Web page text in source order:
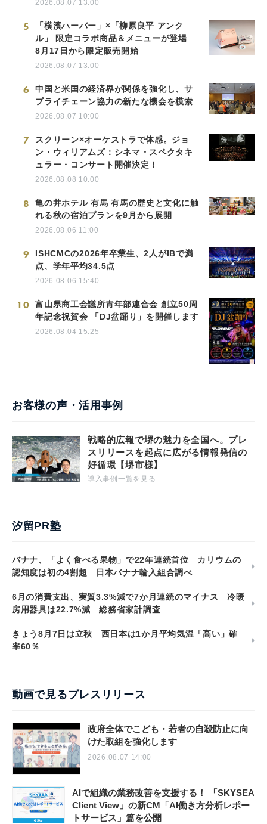
2026.08.07 13:00
5
「横濱ハーバー」×「柳原良平 アンク
ル」 限定コラボ商品＆メニューが登場
8月17日から限定販売開始
2026.08.07 13:00
6
中国と米国の経済界が関係を強化し、サ
プライチェーン協力の新たな機会を模索
2026.08.07 10:00
7
スクリーン×オーケストラで体感。ジョ
ン・ウィリアムズ：シネマ・スペクタキ
ュラー・コンサート開催決定！
2026.08.08 10:00
8
亀の井ホテル 有馬 有馬の歴史と文化に触
れる秋の宿泊プランを9月から展開
2026.08.06 11:00
9
ISHCMCの2026年卒業生、2人がIBで満
点、学年平均34.5点
2026.08.06 15:40
10
富山県商工会議所青年部連合会 創立50周
年記念祝賀会 「DJ盆踊り」を開催します
2026.08.04 15:25
お客様の声・活用事例
戦略的広報で堺の魅力を全国へ。プレ
スリリースを起点に広がる情報発信の
好循環【堺市様】
導入事例一覧を見る
汐留PR塾
バナナ、「よく食べる果物」で22年連続首位 カリウムの
認知度は初の4割超 日本バナナ輸入組合調べ
6月の消費支出、実質3.3%減で7か月連続のマイナス 冷暖
房用器具は22.7%減 総務省家計調査
きょう8月7日は立秋 西日本は1か月平均気温「高い」確
率60％
動画で見るプレスリリース
政府全体でこども・若者の自殺防止に向
けた取組を強化します
2026.08.07 14:00
AIで組織の業務改善を支援する！ 「SKYSEA
Client View」の新CM「AI働き方分析レポー
トサービス」篇を公開